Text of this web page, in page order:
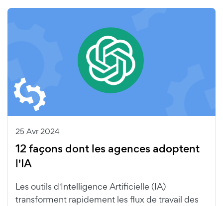
25 Avr 2024
12 façons dont les agences adoptent
l'IA
Les outils d'Intelligence Artificielle (IA)
transforment rapidement les flux de travail des